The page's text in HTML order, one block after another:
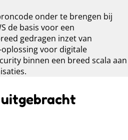
onder te brengen bij
de basis voor een
gedragen inzet van
voor digitale
binnen een breed scala aan
uitgebracht